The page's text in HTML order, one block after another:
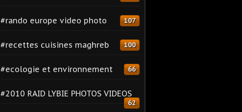
#rando europe video photo 107
#recettes cuisines maghreb 100
#ecologie et environnement 66
#2010 RAID LYBIE PHOTOS VIDEOS
62